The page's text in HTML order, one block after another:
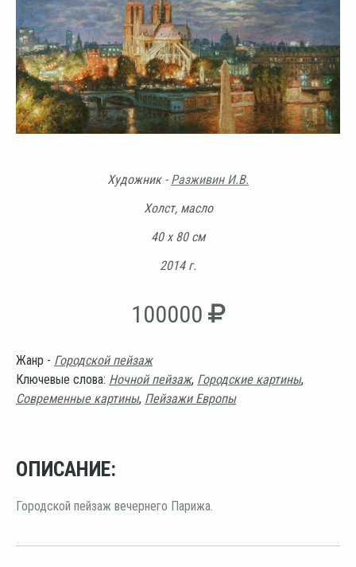
Художник - Разживин И.В.
Холст, масло
40 х 80 см
2014 г.
100000
Жанр - Городской пейзаж
Ключевые слова: Ночной пейзаж, Городские картины,
Современные картины, Пейзажи Европы
ОПИСАНИЕ:
Городской пейзаж вечернего Парижа.